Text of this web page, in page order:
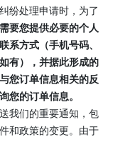
纷处理申请时，为了
要您提供必要的个人
系方式（手机号码、
有），并据此形成的
您订单信息相关的反
您的订单信息。
我们的重要通知，包
和政策的变更。由于